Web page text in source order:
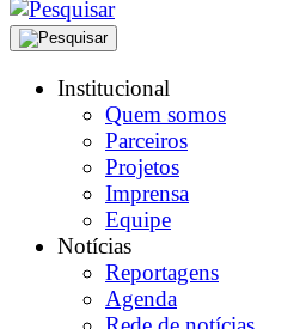
Institucional
Quem somos
Parceiros
Projetos
Imprensa
Equipe
Notícias
Reportagens
Agenda